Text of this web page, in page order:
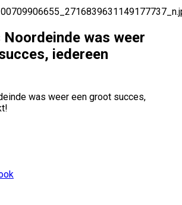
was weer
iedereen
was weer een groot succes,